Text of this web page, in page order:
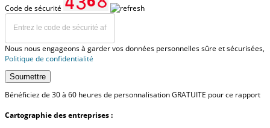
Code de sécurité
Nous nous engageons à garder vos données personnelles sûre et sécurisées,
Politique de confidentialité
Soumettre
Bénéficiez de 30 à 60 heures de personnalisation GRATUITE pour ce rapport
Cartographie des entreprises :